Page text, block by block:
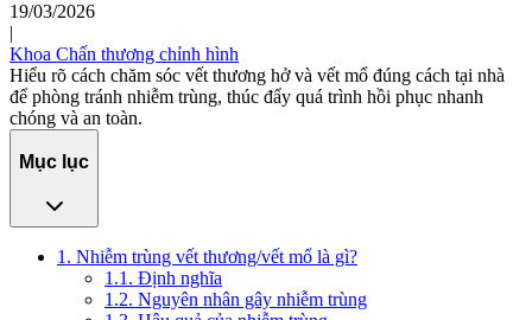
19/03/2026
|
Khoa Chấn thương chỉnh hình
Hiểu rõ cách chăm sóc vết thương hở và vết mổ đúng cách tại nhà
để phòng tránh nhiễm trùng, thúc đẩy quá trình hồi phục nhanh
chóng và an toàn.
Mục lục
1. Nhiễm trùng vết thương/vết mổ là gì?
1.1. Định nghĩa
1.2. Nguyên nhân gây nhiễm trùng